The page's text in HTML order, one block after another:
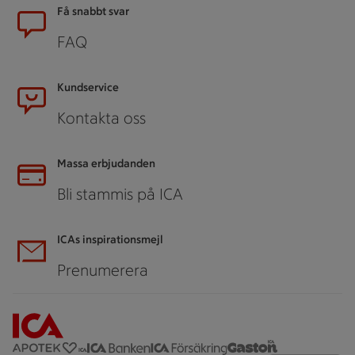
SidfotFå snabbt svar
FAQ
Kundservice
Kontakta oss
Massa erbjudanden
Bli stammis på ICA
ICAs inspirationsmejl
Prenumerera